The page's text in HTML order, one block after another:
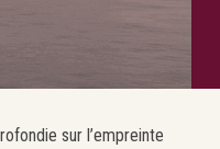
sur l’empreinte